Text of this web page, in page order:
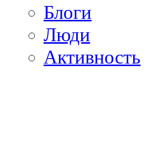
Блоги
Люди
Активность